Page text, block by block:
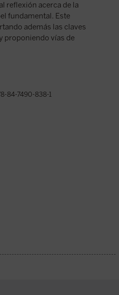
reflexión acerca de la
fundamental. Este
además las claves
proponiendo vías de
84-7490-838-1